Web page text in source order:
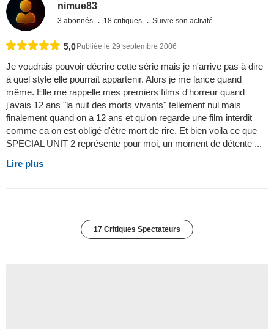
nimue83
3 abonnés 18 critiques Suivre son activité
5,0 Publiée le 29 septembre 2006
Je voudrais pouvoir décrire cette série mais je n'arrive pas à dire
à quel style elle pourrait appartenir. Alors je me lance quand
même. Elle me rappelle mes premiers films d'horreur quand
j'avais 12 ans "la nuit des morts vivants" tellement nul mais
finalement quand on a 12 ans et qu'on regarde une film interdit
comme ca on est obligé d'être mort de rire. Et bien voila ce que
SPECIAL UNIT 2 représente pour moi, un moment de détente ...
Lire plus
17 Critiques Spectateurs